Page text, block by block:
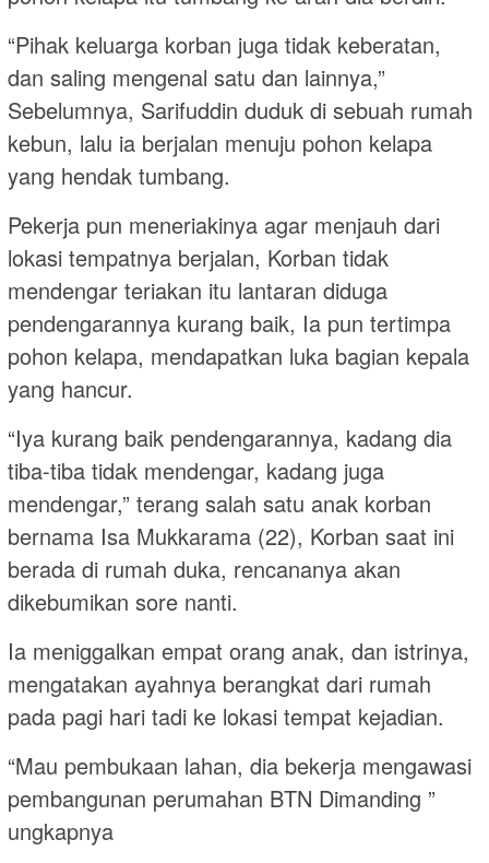
“Pihak keluarga korban juga tidak keberatan,
dan saling mengenal satu dan lainnya,”
Sebelumnya, Sarifuddin duduk di sebuah rumah
kebun, lalu ia berjalan menuju pohon kelapa
yang hendak tumbang.
Pekerja pun meneriakinya agar menjauh dari
lokasi tempatnya berjalan, Korban tidak
mendengar teriakan itu lantaran diduga
pendengarannya kurang baik, Ia pun tertimpa
pohon kelapa, mendapatkan luka bagian kepala
yang hancur.
“Iya kurang baik pendengarannya, kadang dia
tiba-tiba tidak mendengar, kadang juga
mendengar,” terang salah satu anak korban
bernama Isa Mukkarama (22), Korban saat ini
berada di rumah duka, rencananya akan
dikebumikan sore nanti.
Ia meniggalkan empat orang anak, dan istrinya,
mengatakan ayahnya berangkat dari rumah
pada pagi hari tadi ke lokasi tempat kejadian.
“Mau pembukaan lahan, dia bekerja mengawasi
pembangunan perumahan BTN Dimanding ”
ungkapnya